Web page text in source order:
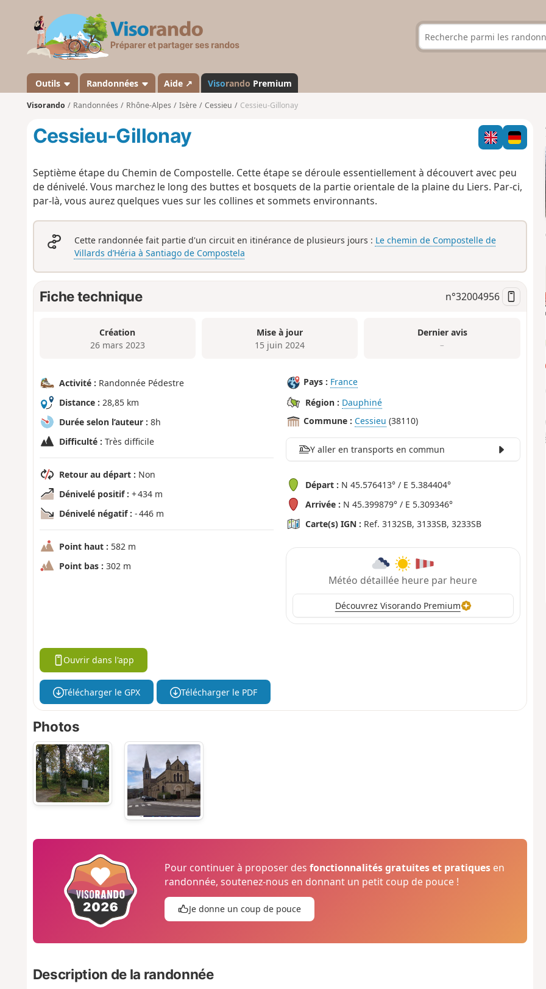
s
a
n
d
Outils Randonnées Aide ↗ Visorando Premium
Visorando Randonnées Rhône-Alpes Isère Cessieu Cessieu-Gillonay
Cessieu-Gillonay
Septième étape du Chemin de Compostelle. Cette étape se déroule essentiellement à découvert avec peu
de dénivelé. Vous marchez le long des buttes et bosquets de la partie orientale de la plaine du Liers. Par-ci,
par-là, vous aurez quelques vues sur les collines et sommets environnants.
Cette randonnée fait partie d'un circuit en itinérance de plusieurs jours : Le chemin de Compostelle de
Villards d’Héria à Santiago de Compostela
Fiche technique n°32004956
Création
26 mars 2023
Mise à jour
15 juin 2024
Dernier avis
–
Activité : Randonnée Pédestre
Distance : 28,85 km
Durée selon l’auteur : 8h
Difficulté : Très difficile
Retour au départ : Non
Dénivelé positif : + 434 m
Dénivelé négatif : - 446 m
Point haut : 582 m
Point bas : 302 m
Pays : France
Région : Dauphiné
Commune : Cessieu (38110)
Y aller en transports en commun
Départ : N 45.576413° / E 5.384404°
Arrivée : N 45.399879° / E 5.309346°
Carte(s) IGN : Ref. 3132SB, 3133SB, 3233SB
Météo détaillée heure par heure
Découvrez Visorando Premium
Ouvrir dans l'app
Télécharger le GPX Télécharger le PDF
Photos
Pour continuer à proposer desfonctionnalités gratuites et pratiques en
randonnée, soutenez-nous en donnant un petit coup de pouce !
Je donne un coup de pouce
Description de la randonnée